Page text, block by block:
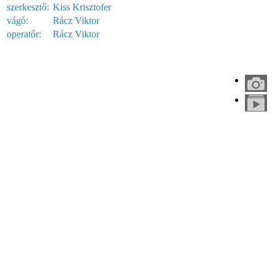
szerkesztő: Kiss Krisztofer
vágó:
Rácz Viktor
operatőr:
Rácz Viktor